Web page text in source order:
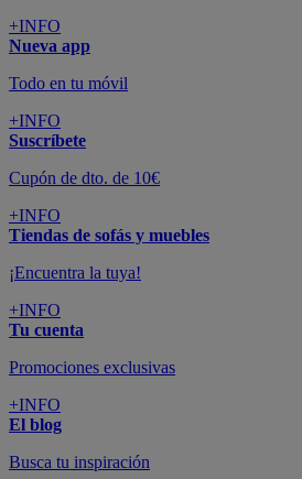
+INFO
Nueva app
Todo en tu móvil
+INFO
Suscríbete
Cupón de dto. de 10€
+INFO
Tiendas de sofás y muebles
¡Encuentra la tuya!
+INFO
Tu cuenta
Promociones exclusivas
+INFO
El blog
Busca tu inspiración